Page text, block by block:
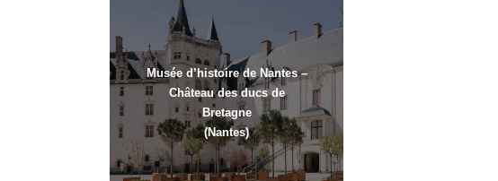
Musée d’histoire de Nantes –
Château des ducs de
Bretagne
(Nantes)